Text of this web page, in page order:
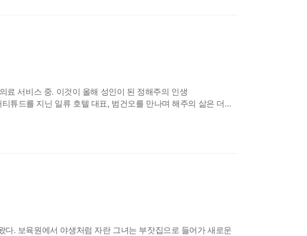
료 서비스 중. 이것이 올해 성인이 된 정해주의 인생
튜드를 지닌 일류 호텔 대표, 범건오를 만나며 해주의 삶은 더
. 보육원에서 야생처럼 자란 그녀는 부잣집으로 들어가 새로운